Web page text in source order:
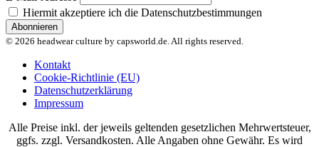
Hiermit akzeptiere ich die Datenschutzbestimmungen
© 2026 headwear culture by capsworld.de. All rights reserved.
Kontakt
Cookie-Richtlinie (EU)
Datenschutzerklärung
Impressum
Alle Preise inkl. der jeweils geltenden gesetzlichen Mehrwertsteuer,
ggfs. zzgl. Versandkosten. Alle Angaben ohne Gewähr. Es wird